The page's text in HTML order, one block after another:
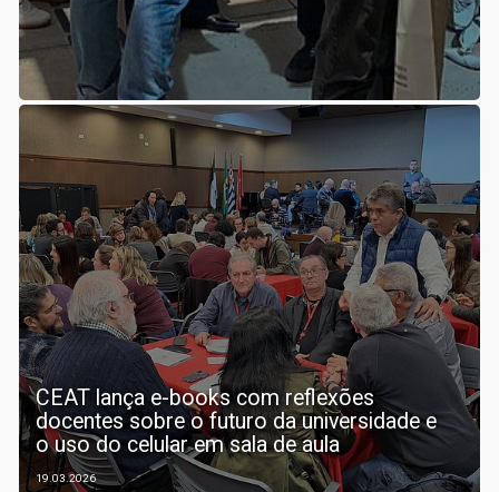
CEAT lança e-books com reflexões
docentes sobre o futuro da universidade e
o uso do celular em sala de aula
19.03.2026